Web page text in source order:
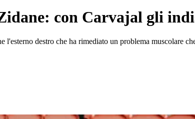
con Carvajal gli
l'esterno destro che ha rimediato un problema muscolare